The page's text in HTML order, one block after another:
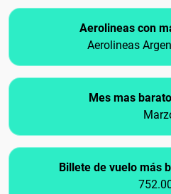
Aerolineas con
Aerolineas
Mes mas
Billete de vuelo más